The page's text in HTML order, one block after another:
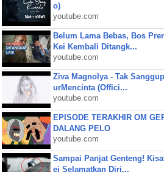
o)
youtube.com
Belum Lama Bebas, Bos
Kei Kembali Ditangk...
youtube.com
Ziva Magnolya - Tak
urMencinta (Offici...
youtube.com
EPISODE TERAKHIR OM
DALANG PELO
youtube.com
Sampai Panjat Genteng!
ei Selamatkan Diri...